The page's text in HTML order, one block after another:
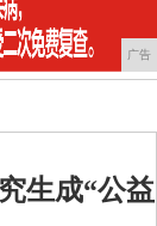
广告
生成“公益